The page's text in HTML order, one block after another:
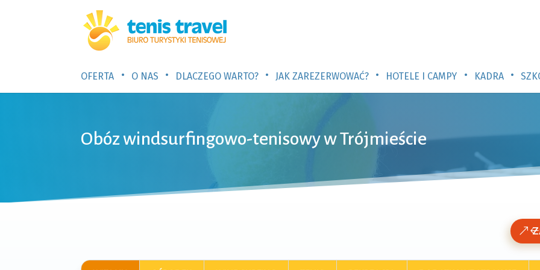
OFERTA • O NAS • DLACZEGO WARTO? • JAK ZAREZERWOWAĆ? • HOTELE I CAMPY • KADRA •
Obóz windsurfingowo-tenisowy w Trójmieście